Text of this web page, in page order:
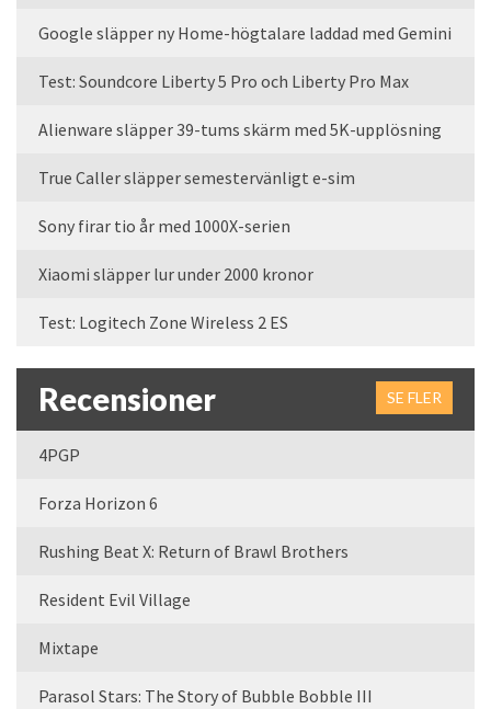
Google släpper ny Home-högtalare laddad med Gemini
Test: Soundcore Liberty 5 Pro och Liberty Pro Max
Alienware släpper 39-tums skärm med 5K-upplösning
True Caller släpper semestervänligt e-sim
Sony firar tio år med 1000X-serien
Xiaomi släpper lur under 2000 kronor
Test: Logitech Zone Wireless 2 ES
Recensioner SE FLER
4PGP
Forza Horizon 6
Rushing Beat X: Return of Brawl Brothers
Resident Evil Village
Mixtape
Parasol Stars: The Story of Bubble Bobble III